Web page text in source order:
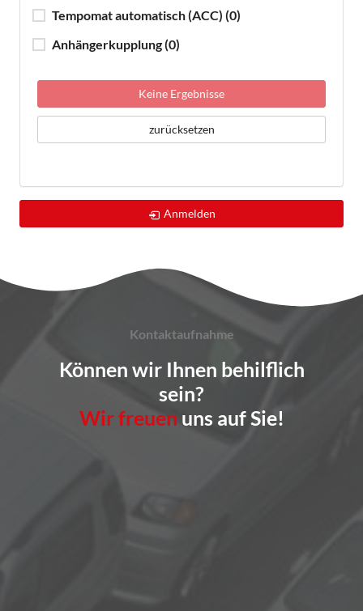
Tempomat automatisch (ACC) (0)
Anhängerkupplung(0)
Keine Ergebnisse
zurücksetzen
Anmelden
Kontaktaufnahme
Können wir Ihnen behilflich
sein?
Wir freuen uns auf Sie!